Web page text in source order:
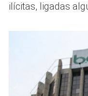
ilícitas, ligadas